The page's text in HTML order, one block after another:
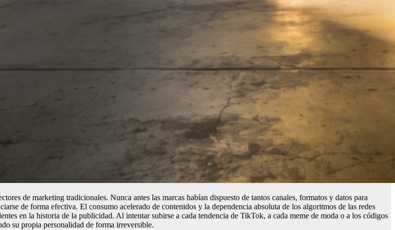
de marketing tradicionales. Nunca antes las marcas habían dispuesto de tantos canales, formatos y datos para
de forma efectiva. El consumo acelerado de contenidos y la dependencia absoluta de los algoritmos de las redes
en la historia de la publicidad. Al intentar subirse a cada tendencia de TikTok, a cada meme de moda o a los códigos
su propia personalidad de forma irreversible.